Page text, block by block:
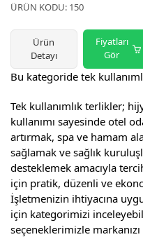
ÜRÜN KODU: 150
Ürün
Detayı
Fiyatları
Gör
Bu kategoride tek
Tek kullanımlık terlikler;
kullanımı sayesinde otel
artırmak, spa ve hamam
sağlamak ve sağlık
desteklemek amacıyla
için pratik, düzenli ve
İşletmenizin ihtiyacına
için kategorimizi
seçeneklerimizle